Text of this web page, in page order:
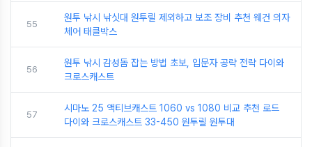
55
원투 낚시 낚싯대 원투릴 제외하고 보조 장비 추천 웨건 의자
체어 태클박스
56
원투 낚시 감성돔 잡는 방법 초보, 입문자 공략 전략 다이와
크로스캐스트
57
시마노 25 액티브캐스트 1060 vs 1080 비교 추천 로드
다이와 크로스캐스트 33-450 원투릴 원투대